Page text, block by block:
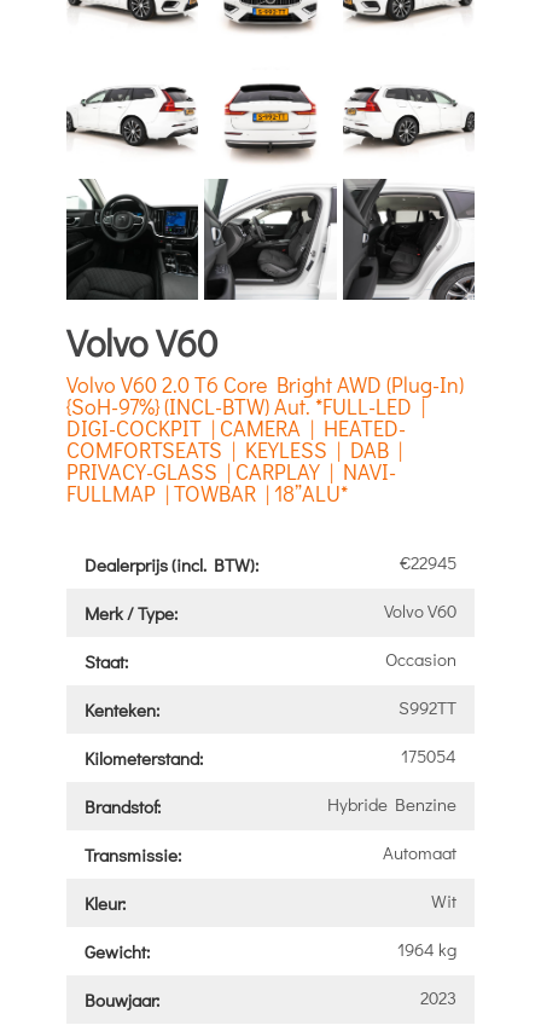
Volvo V60
Volvo V60 2.0 T6 Core Bright AWD (Plug-In)
{SoH-97%} (INCL-BTW) Aut. *FULL-LED |
DIGI-COCKPIT | CAMERA | HEATED-
COMFORTSEATS | KEYLESS | DAB |
PRIVACY-GLASS | CARPLAY | NAVI-
FULLMAP | TOWBAR | 18”ALU*
Dealerprijs (incl. BTW): €22945
Merk / Type: Volvo V60
Staat: Occasion
Kenteken: S992TT
Kilometerstand: 175054
Brandstof: Hybride Benzine
Transmissie: Automaat
Kleur: Wit
Gewicht: 1964 kg
Bouwjaar: 2023